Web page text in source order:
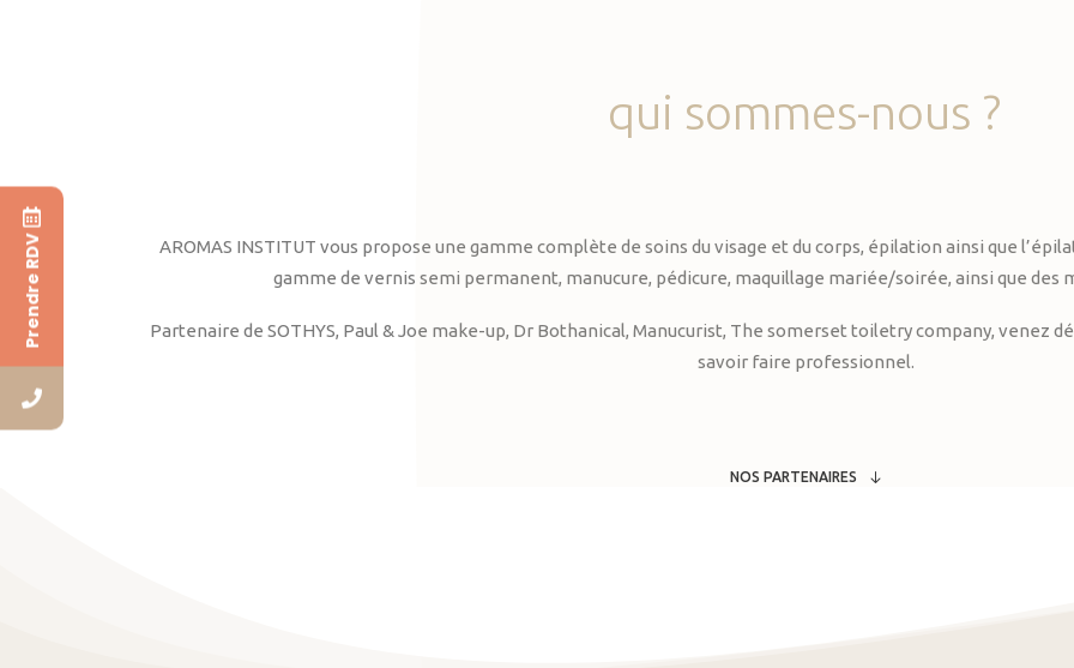
qui sommes-nous ?
AROMAS INSTITUT vous propose une gamme complète de soins du visage et du corps, épilation ainsi que
gamme de vernis semi permanent, manucure, pédicure, maquillage mariée/soirée, ainsi que des
Partenaire de SOTHYS, Paul & Joe make-up, Dr Bothanical, Manucurist, The somerset toiletry company, venez
savoir faire professionnel.
NOS PARTENAIRES
Prendre RDV